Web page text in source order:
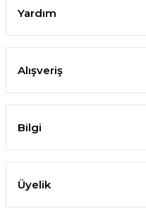
Yardım
Alışveriş
Bilgi
Üyelik